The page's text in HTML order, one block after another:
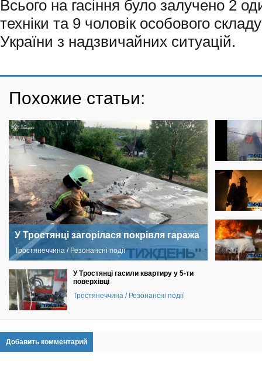
Всього на гасіння було залучено 2
техніки та 9 чоловік особового
України з надзвичайних ситуацій.
Похожие статьи:
У Тростянці загорілася покрівля гаража
Тростянеччина / Резонансні події
У Тростянці гасили квартиру у 5-ти
поверхівці
Тростянеччина / Резонансні події
Добавить комментарий